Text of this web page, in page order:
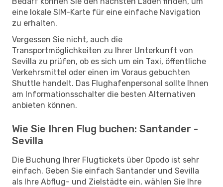
eine lokale SIM-Karte für eine einfache Navigation
zu erhalten.
Vergessen Sie nicht, auch die
Transportmöglichkeiten zu Ihrer Unterkunft von
Sevilla zu prüfen, ob es sich um ein Taxi, öffentliche
Verkehrsmittel oder einen im Voraus gebuchten
Shuttle handelt. Das Flughafenpersonal sollte Ihnen
am Informationsschalter die besten Alternativen
anbieten können.
Wie Sie Ihren Flug buchen: Santander -
Sevilla
Die Buchung Ihrer Flugtickets über Opodo ist sehr
einfach. Geben Sie einfach Santander und Sevilla
als Ihre Abflug- und Zielstädte ein, wählen Sie Ihre